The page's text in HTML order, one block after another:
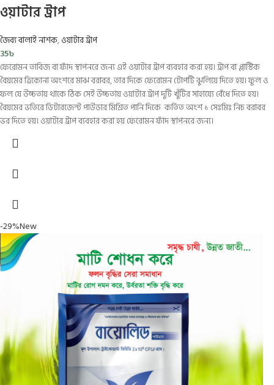
ওয়াটার ট্রাপ
জৈব্য বালাই নাশক,ওয়াটার ট্রাপ
35৳
ফেরোমন তাবিজ বা ফাঁদ স্থাপনরে জন্য এই ওয়াটার ট্রাপ ব্যবহার করা হয়। ট্রাপ বা প্লাস্টিক
বৈয়মের ত্রিকোনা অংশরে মাঝ বরাবর, তার দিকে ফেরোমন টোপটি ঝুলিয়ে দিতে হয়। ফুল ও
ফল যে উচ্চতায় থাকে ঠিক সেই উচ্চতায় ওয়াটার ট্রাপ দুটি খুঁটির সাহায্যে বেঁধে দিতে হয়।
বৈয়মের ভতিরে ডিটারজেন্ট পাউডার মিশ্রিত পানি দিকে কর্তিত অংশ ১ সেঃমিঃ নিচ বরাবর
ভর দিতে হয়। ওয়াটার ট্রাপ ব্যবহার করা হয় ফেরোমন ফাঁদ স্থাপনরে জন্য।
-29%New